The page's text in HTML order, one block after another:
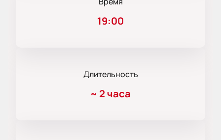
19:00
Длительность
~ 2 часа